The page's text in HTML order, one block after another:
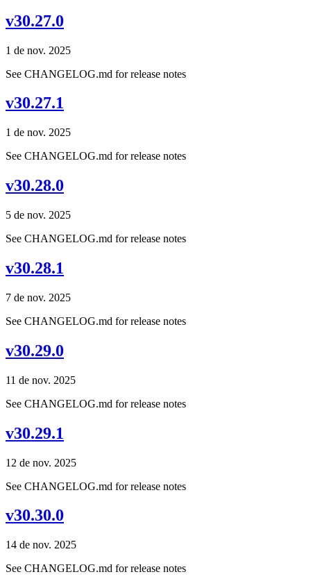
v30.27.0
1 de nov. 2025
See CHANGELOG.md for release notes
v30.27.1
1 de nov. 2025
See CHANGELOG.md for release notes
v30.28.0
5 de nov. 2025
See CHANGELOG.md for release notes
v30.28.1
7 de nov. 2025
See CHANGELOG.md for release notes
v30.29.0
11 de nov. 2025
See CHANGELOG.md for release notes
v30.29.1
12 de nov. 2025
See CHANGELOG.md for release notes
v30.30.0
14 de nov. 2025
See CHANGELOG.md for release notes